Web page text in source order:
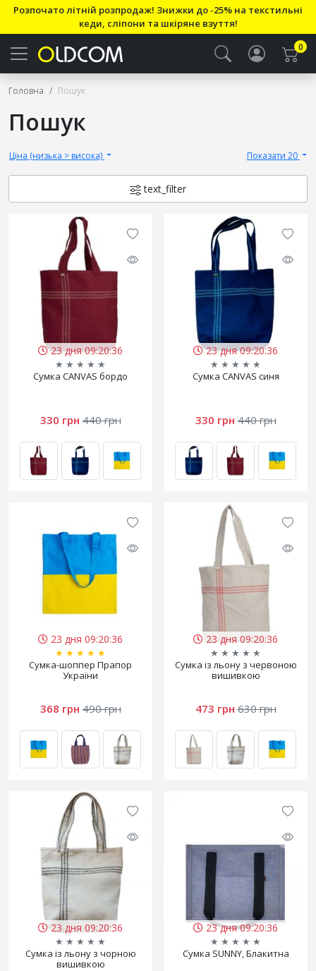
Розпочато літній розпродаж! Знижки до -25% на текстильні
кеди, сліпони та шкіряне взуття!
0
Головна Пошук
Пошук
Ціна (низька > висока) Показати 20
text_filter
23 дня 09:20:36
★ ★ ★ ★ ★
Сумка CANVAS бордо
330 грн 440 грн
23 дня 09:20:36
★ ★ ★ ★ ★
Сумка CANVAS синя
330 грн 440 грн
23 дня 09:20:36
★ ★ ★ ★ ★
Cумка-шоппер Прапор
України
368 грн 490 грн
23 дня 09:20:36
★ ★ ★ ★ ★
Сумка із льону з червоною
вишивкою
473 грн 630 грн
23 дня 09:20:36
★ ★ ★ ★ ★
Сумка із льону з чорною
вишивкою
23 дня 09:20:36
★ ★ ★ ★ ★
Сумка SUNNY, Блакитна